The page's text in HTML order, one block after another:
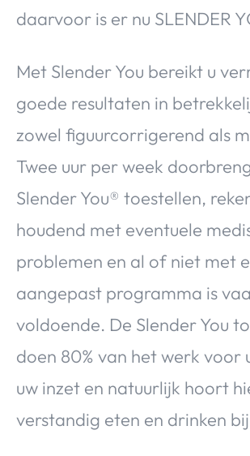
daarvoor is er nu SLENDER
Met Slender You bereikt u
goede resultaten in
zowel figuurcorrigerend als
Twee uur per week
Slender You® toestellen,
houdend met eventuele
problemen en al of niet met
aangepast programma is
voldoende. De Slender You
doen 80% van het werk voor
uw inzet en natuurlijk hoort
verstandig eten en drinken